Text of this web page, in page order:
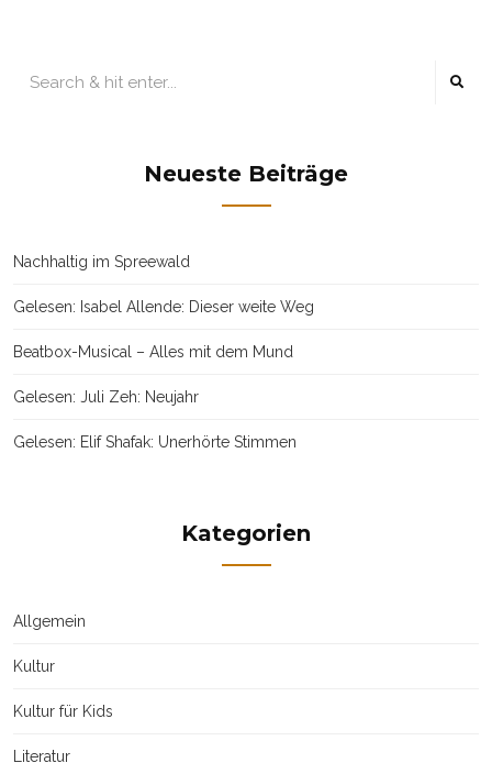
Neueste Beiträge
Nachhaltig im Spreewald
Gelesen: Isabel Allende: Dieser weite Weg
Beatbox-Musical – Alles mit dem Mund
Gelesen: Juli Zeh: Neujahr
Gelesen: Elif Shafak: Unerhörte Stimmen
Kategorien
Allgemein
Kultur
Kultur für Kids
Literatur